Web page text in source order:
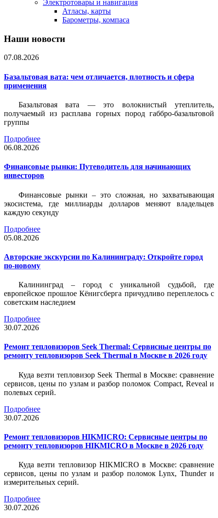
Электротовары и навигация
Атласы, карты
Барометры, компаса
Наши новости
07.08.2026
Базальтовая вата: чем отличается, плотность и сфера
применения
Базальтовая вата — это волокнистый утеплитель,
получаемый из расплава горных пород габбро-базальтовой
группы
Подробнее
06.08.2026
Финансовые рынки: Путеводитель для начинающих
инвесторов
Финансовые рынки – это сложная, но захватывающая
экосистема, где миллиарды долларов меняют владельцев
каждую секунду
Подробнее
05.08.2026
Авторские экскурсии по Калининграду: Откройте город
по-новому
Калининград – город с уникальной судьбой, где
европейское прошлое Кёнигсберга причудливо переплелось с
советским наследием
Подробнее
30.07.2026
Ремонт тепловизоров Seek Thermal: Сервисные центры по
ремонту тепловизоров Seek Thermal в Москве в 2026 году
Куда везти тепловизор Seek Thermal в Москве: сравнение
сервисов, цены по узлам и разбор поломок Compact, Reveal и
полевых серий.
Подробнее
30.07.2026
Ремонт тепловизоров HIKMICRO: Сервисные центры по
ремонту тепловизоров HIKMICRO в Москве в 2026 году
Куда везти тепловизор HIKMICRO в Москве: сравнение
сервисов, цены по узлам и разбор поломок Lynx, Thunder и
измерительных серий.
Подробнее
30.07.2026